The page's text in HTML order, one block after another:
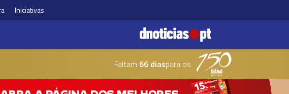
Iniciativas
Faltam 66 diaspara os